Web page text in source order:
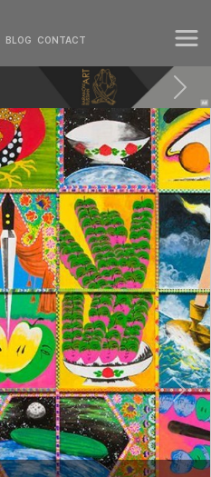
BLOG CONTACT